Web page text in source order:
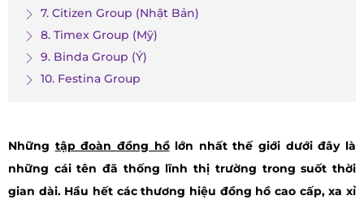
7. Citizen Group (Nhật Bản)
8. Timex Group (Mỹ)
9. Binda Group (Ý)
10. Festina Group
Những tập đoàn đồng hồlớn nhất thế giới dưới đây là
những cái tên đã thống lĩnh thị trường trong suốt thời
gian dài. Hầu hết các thương hiệu đồng hồ cao cấp, xa xỉ